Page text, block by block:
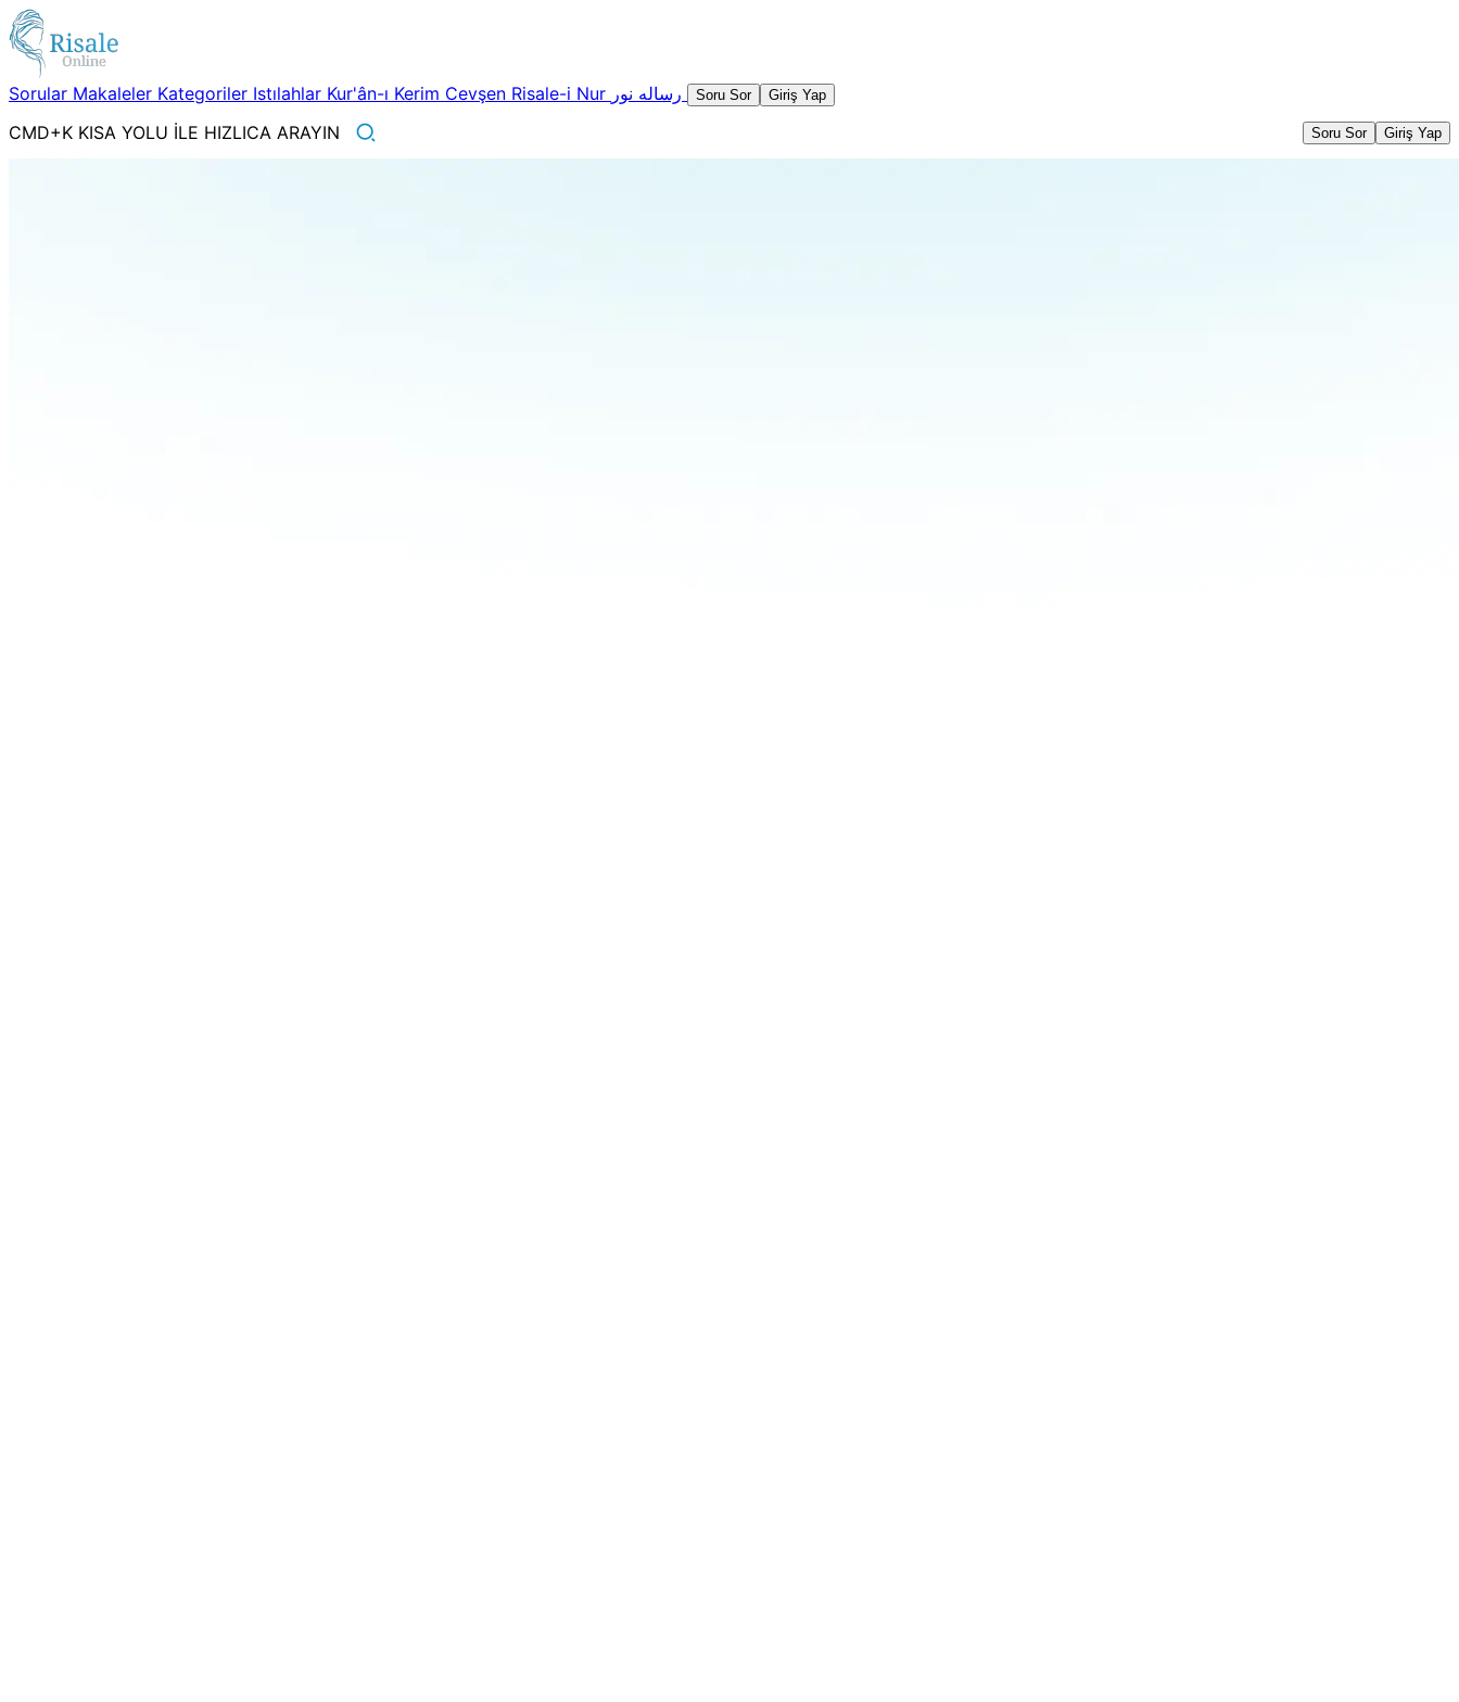
Sorular Makaleler Kategoriler Istılahlar Kur'ân-ı Kerim Cevşen Risale-i Nur Soru Sor Giriş Yap
CMD+K KISA YOLU İLE HIZLICA ARAYIN Soru Sor Giriş Yap